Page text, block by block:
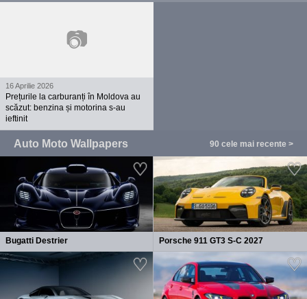
📷
16 Aprilie 2026
Prețurile la carburanți în Moldova au
scăzut: benzina și motorina s-au
ieftinit
Auto Moto Wallpapers 90 cele mai recente >
Bugatti Destrier Porsche 911 GT3 S-C 2027